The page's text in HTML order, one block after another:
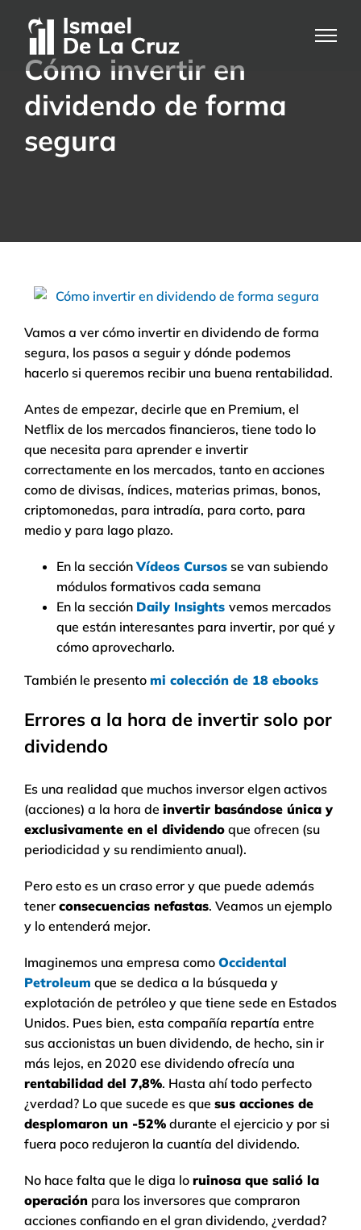
Cómo invertir en
dividendo de forma
segura
Vamos a ver cómo invertir en dividendo de forma
segura, los pasos a seguir y dónde podemos
hacerlo si queremos recibir una buena rentabilidad.
Antes de empezar, decirle que en Premium, el
Netflix de los mercados financieros, tiene todo lo
que necesita para aprender e invertir
correctamente en los mercados, tanto en acciones
como de divisas, índices, materias primas, bonos,
criptomonedas, para intradía, para corto, para
medio y para lago plazo.
En la sección Vídeos Cursos se van subiendo
módulos formativos cada semana
En la sección Daily Insights vemos mercados
que están interesantes para invertir, por qué y
cómo aprovecharlo.
También le presento mi colección de 18 ebooks
Errores a la hora de invertir solo por
dividendo
Es una realidad que muchos inversor elgen activos
(acciones) a la hora de invertir basándose única y
exclusivamente en el dividendo que ofrecen (su
periodicidad y su rendimiento anual).
Pero esto es un craso error y que puede además
tener consecuencias nefastas. Veamos un ejemplo
y lo entenderá mejor.
Imaginemos una empresa como Occidental
Petroleum que se dedica a la búsqueda y
explotación de petróleo y que tiene sede en Estados
Unidos. Pues bien, esta compañía repartía entre
sus accionistas un buen dividendo, de hecho, sin ir
más lejos, en 2020 ese dividendo ofrecía una
rentabilidad del 7,8%. Hasta ahí todo perfecto
¿verdad? Lo que sucede es que sus acciones de
desplomaron un -52% durante el ejercicio y por si
fuera poco redujeron la cuantía del dividendo.
No hace falta que le diga lo ruinosa que salió la
operación para los inversores que compraron
acciones confiando en el gran dividendo, ¿verdad?